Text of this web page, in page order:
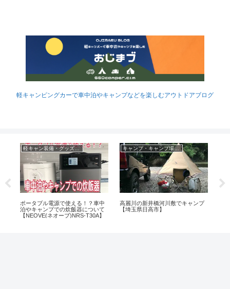
軽キャンピングカーで車中泊やキャンプなどを楽しむアウトドアブログ
軽キャン装備・グッズなど
ポータブル電源で使える！？車中
泊やキャンプでの炊飯器について
【NEOVE(ネオーブ)NRS-T30A】
キャンプ・キャンプ場レポ
高麗川の新井橋河川敷でキャンプ
【埼玉県日高市】